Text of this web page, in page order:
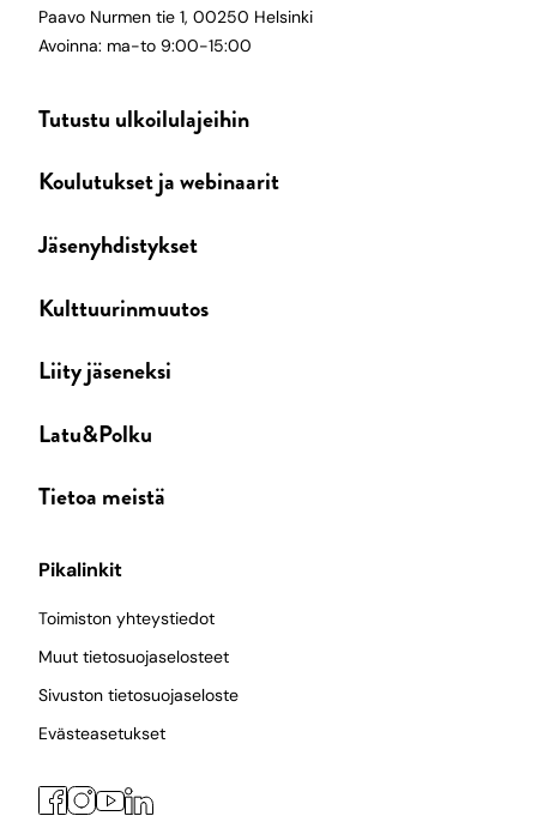
Paavo Nurmen tie 1, 00250 Helsinki
Avoinna: ma-to 9:00-15:00
Tutustu ulkoilulajeihin
Koulutukset ja webinaarit
Jäsenyhdistykset
Kulttuurinmuutos
Liity jäseneksi
Latu&Polku
Tietoa meistä
Pikalinkit
Toimiston yhteystiedot
Muut tietosuojaselosteet
Sivuston tietosuojaseloste
Evästeasetukset
Facebook
Instagram
YouTube
LinkedIn